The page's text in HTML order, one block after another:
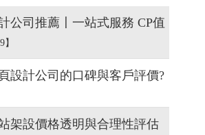
公司推薦〡一站式服務 CP值
設計公司的口碑與客戶評價?
架設價格透明與合理性評估